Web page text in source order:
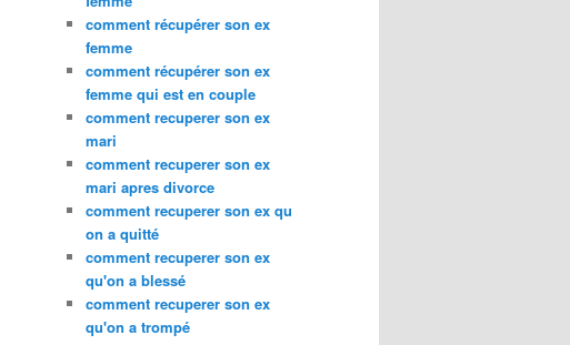
comment récupérer son ex
femme
comment récupérer son ex
femme qui est en couple
comment recuperer son ex
mari
comment recuperer son ex
mari apres divorce
comment recuperer son ex qu
on a quitté
comment recuperer son ex
qu'on a blessé
comment recuperer son ex
qu'on a trompé